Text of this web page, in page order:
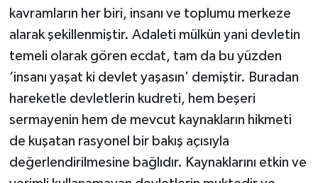
kavramların her biri, insanı ve toplumu merkeze
alarak şekillenmiştir. Adaleti mülkün yani devletin
temeli olarak gören ecdat, tam da bu yüzden
‘insanı yaşat ki devlet yaşasın’ demiştir. Buradan
hareketle devletlerin kudreti, hem beşeri
sermayenin hem de mevcut kaynakların hikmeti
de kuşatan rasyonel bir bakış açısıyla
değerlendirilmesine bağlıdır. Kaynaklarını etkin ve